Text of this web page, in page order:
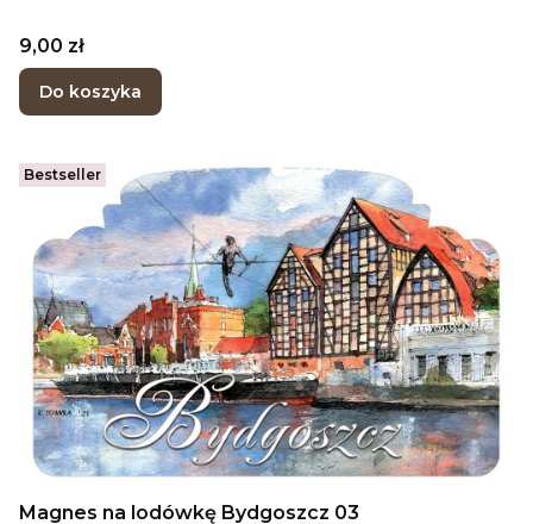
Cena
9,00 zł
Do koszyka
Bestseller
Magnes na lodówkę Bydgoszcz 03